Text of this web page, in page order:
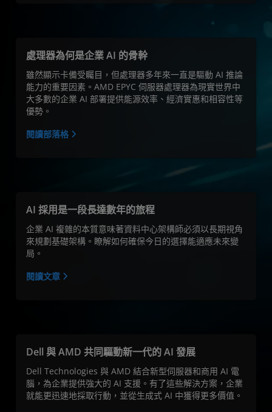
處理器為何是企業 AI 的骨幹
雖然顯示卡備受矚目，但處理器多年來一直是驅動 AI 推論
能力的重要因素。AMD EPYC 伺服器處理器為現實世界中
大多數的企業 AI 部署提供能源效率、經濟實惠和相容性等
優勢。
閱讀部落格
AI 採用是一段長達數年的旅程
企業 AI 複雜的本質意味著資料中心架構師必須以長期視角
來規劃基礎架構。瞭解如何確保今日的選擇能適應未來變
局。
閱讀文章
Dell 與 AMD 共同驅動新一代的 AI 發展
Dell Technologies 與 AMD 結合新型伺服器和商用 AI 電
腦，為企業提供強大的 AI 支援。有了這些解決方案，企業
就能更迅速地採取行動，並從生成式 AI 中獲得更多價值。